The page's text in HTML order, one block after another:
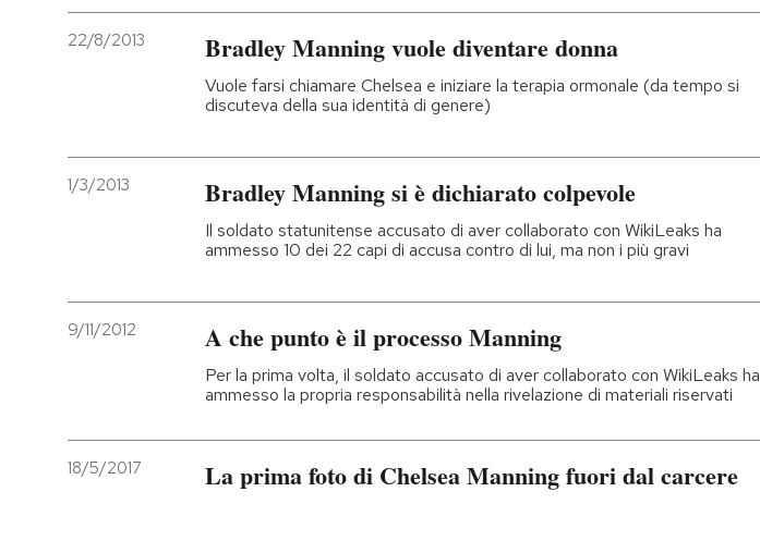
22/8/2013 Bradley Manning vuole diventare donna
Vuole farsi chiamare Chelsea e iniziare la terapia ormonale (da tempo si
discuteva della sua identità di genere)
1/3/2013 Bradley Manning si è dichiarato colpevole
Il soldato statunitense accusato di aver collaborato con WikiLeaks ha
ammesso 10 dei 22 capi di accusa contro di lui, ma non i più gravi
9/11/2012 A che punto è il processo Manning
Per la prima volta, il soldato accusato di aver collaborato con WikiLeaks ha
ammesso la propria responsabilità nella rivelazione di materiali riservati
18/5/2017 La prima foto di Chelsea Manning fuori dal carcere